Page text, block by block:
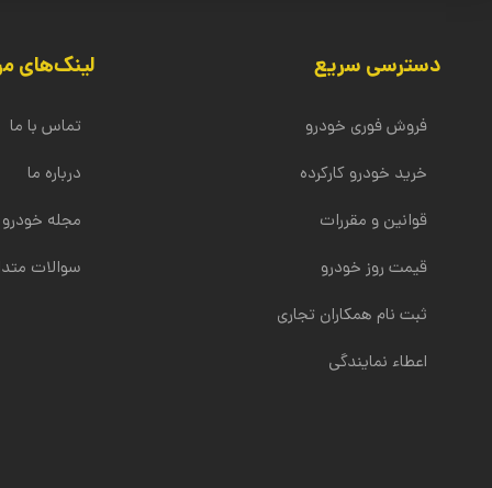
دسترسی سریع
فروش فوری خودرو
خرید خودرو کارکرده
قوانین و مقررات
قیمت روز خودرو
ثبت نام همکاران تجاری
اعطاء نمایندگی
لینک‌های
تماس با ما
درباره ما
مجله خودرو
سوالات